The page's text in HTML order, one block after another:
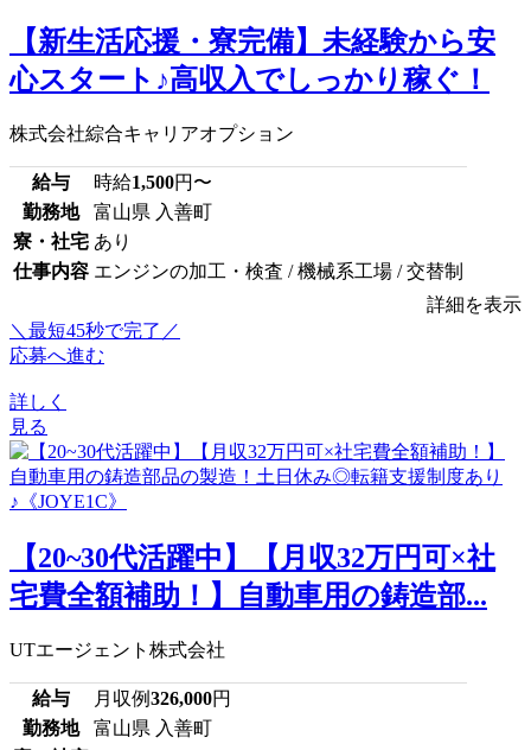
【新生活応援・寮完備】未経験から安
心スタート♪高収入でしっかり稼ぐ！
株式会社綜合キャリアオプション
給与 時給1,500円〜
勤務地
富山県 入善町
寮・社宅 あり
仕事内容 エンジンの加工・検査 / 機械系工場 / 交替制
詳細を表示
＼最短45秒で完了／
応募へ進む
詳しく
見る
【20~30代活躍中】【月収32万円可×社
宅費全額補助！】自動車用の鋳造部...
UTエージェント株式会社
給与 月収例326,000円
勤務地
富山県 入善町